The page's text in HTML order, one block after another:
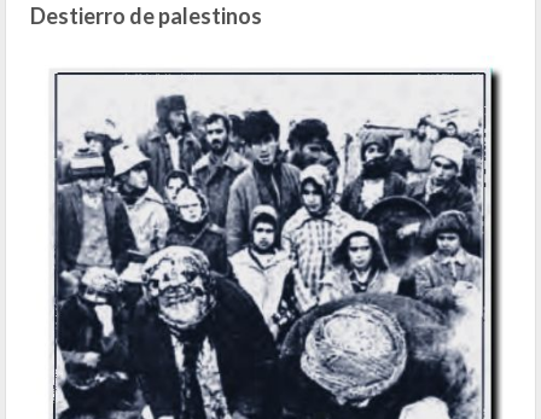
Destierro de palestinos